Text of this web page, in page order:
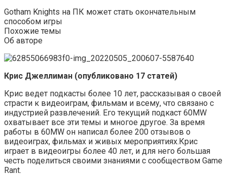
Gotham Knights на ПК может стать окончательным
способом игры
Похожие темы
Об авторе
Крис Джеллиман (опубликовано 17 статей)
Крис ведет подкасты более 10 лет, рассказывая о своей
страсти к видеоиграм, фильмам и всему, что связано с
индустрией развлечений. Его текущий подкаст 60MW
охватывает все эти темы и многое другое. За время
работы в 60MW он написал более 200 отзывов о
видеоиграх, фильмах и живых мероприятиях.Крис
играет в видеоигры более 40 лет, и для него большая
честь поделиться своими знаниями с сообществом Game
Rant.